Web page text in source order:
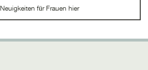
Neuigkeiten für Frauen hier